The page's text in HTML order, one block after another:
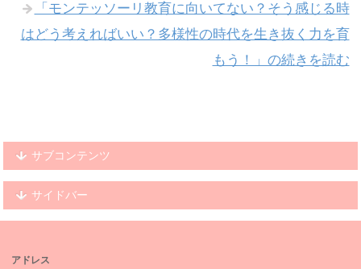
「モンテッソーリ教育に向いてない？そう感じる時
はどう考えればいい？多様性の時代を生き抜く力を育
もう！」の続きを読む
サブコンテンツ
サイドバー
アドレス